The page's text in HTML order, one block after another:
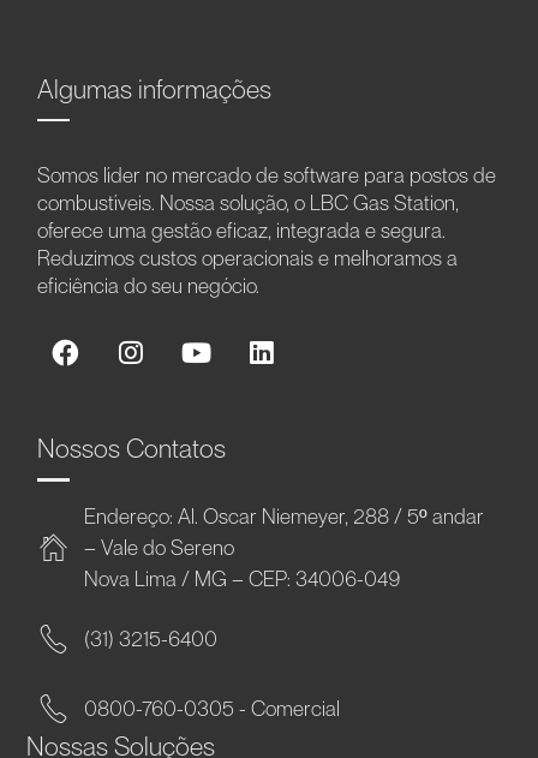
Algumas informações
Somos líder no mercado de software para postos de
combustíveis. Nossa solução, o LBC Gas Station,
oferece uma gestão eficaz, integrada e segura.
Reduzimos custos operacionais e melhoramos a
eficiência do seu negócio.
Nossos Contatos
Endereço: Al. Oscar Niemeyer, 288 / 5º andar
– Vale do Sereno
Nova Lima / MG – CEP: 34006-049
(31) 3215-6400
0800-760-0305 - Comercial
Nossas Soluções